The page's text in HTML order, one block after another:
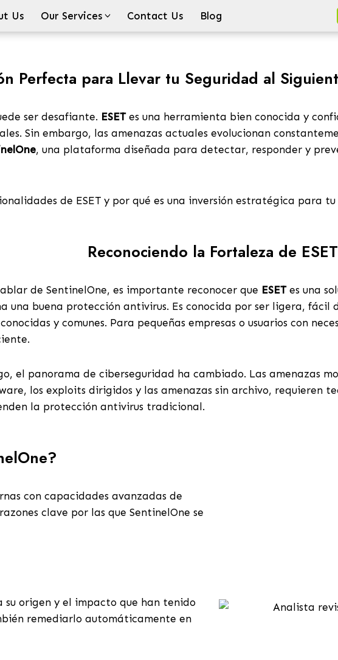
Us Our Services Contact Us Blog
Perfecta para Llevar tu Seguridad al
ser desafiante. ESETes una herramienta bien conocida y
Sin embargo, las amenazas actuales evolucionan
, una plataforma diseñada para detectar, responder y
de ESET y por qué es una inversión estratégica para tu
Reconociendo la Fortaleza de ESET
de SentinelOne, es importante reconocer que ESETes una
una buena protección antivirus. Es conocida por ser ligera, fácil
y comunes. Para pequeñas empresas o usuarios con
el panorama de ciberseguridad ha cambiado. Las amenazas
los exploits dirigidos y las amenazas sin archivo, requieren
la protección antivirus tradicional.
con capacidades avanzadas de
clave por las que SentinelOne se
su origen y el impacto que han tenido
remediarlo automáticamente en